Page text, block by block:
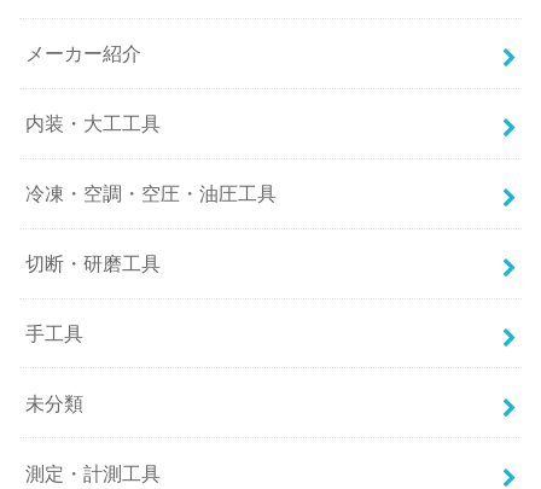
メーカー紹介
内装・大工工具
冷凍・空調・空圧・油圧工具
切断・研磨工具
手工具
未分類
測定・計測工具